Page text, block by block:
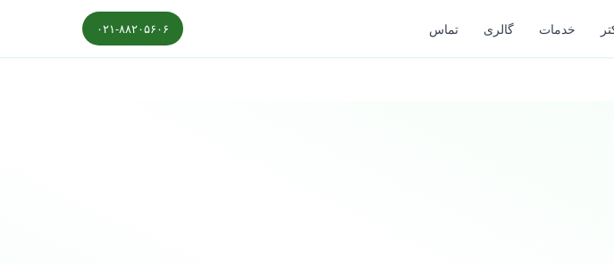
خدمات گالری تماس ۰۲۱-۸۸۲۰۵۶۰۶